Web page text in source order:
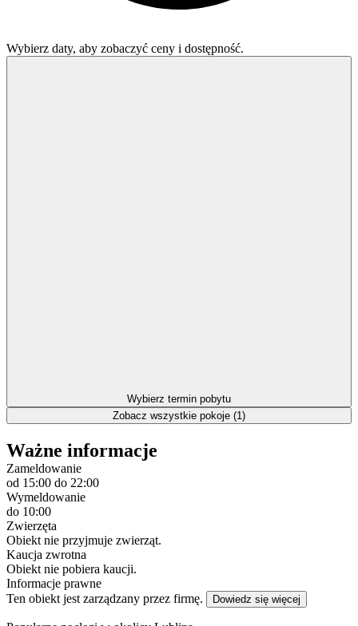
Wybierz daty, aby zobaczyć ceny i dostępność.
Wybierz termin pobytu
Zobacz wszystkie pokoje (1)
Ważne informacje
Zameldowanie
od 15:00 do 22:00
Wymeldowanie
do 10:00
Zwierzęta
Obiekt nie przyjmuje zwierząt.
Kaucja zwrotna
Obiekt nie pobiera kaucji.
Informacje prawne
Ten obiekt jest zarządzany przez firmę.
Dowiedz się więcej